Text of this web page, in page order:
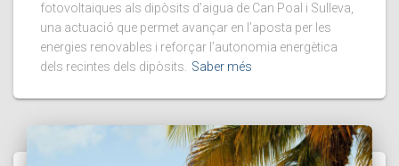
fotovoltaiques als dipòsits d’aigua de Can Poal i Sulleva,
una actuació que permet avançar en l’aposta per les
energies renovables i reforçar l’autonomia energètica
dels recintes dels dipòsits.
Saber més